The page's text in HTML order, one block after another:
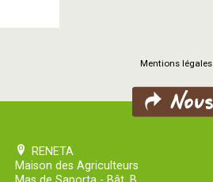
Mentions légales
RENETA
Maison des Agriculteurs